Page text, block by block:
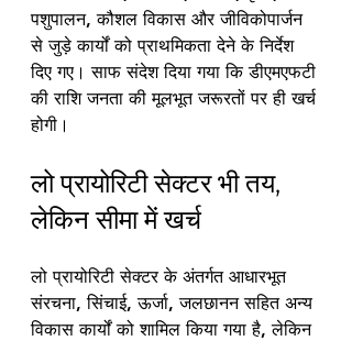
पशुपालन, कौशल विकास और जीविकोपार्जन
से जुड़े कार्यों को प्राथमिकता देने के निर्देश
दिए गए। साफ संदेश दिया गया कि डीएमएफटी
की राशि जनता की मूलभूत जरूरतों पर ही खर्च
होगी।
लो प्रायोरिटी सेक्टर भी तय,
लेकिन सीमा में खर्च
लो प्रायोरिटी सेक्टर के अंतर्गत आधारभूत
संरचना, सिंचाई, ऊर्जा, जलछानन सहित अन्य
विकास कार्यों को शामिल किया गया है, लेकिन